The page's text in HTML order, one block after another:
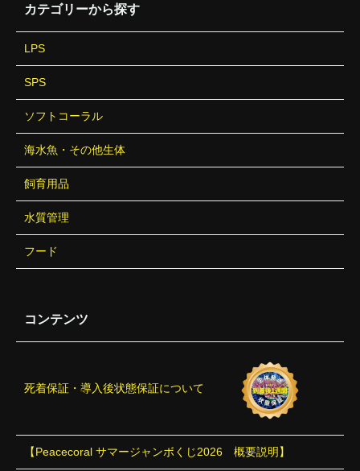
カテゴリーから探す
LPS
SPS
ソフトコーラル
海水魚・その他生体
飼育用品
水質管理
フード
コンテンツ
死着保証・導入後状態保証について
【Peacecoral サマージャンボくじ2026 概要説明】